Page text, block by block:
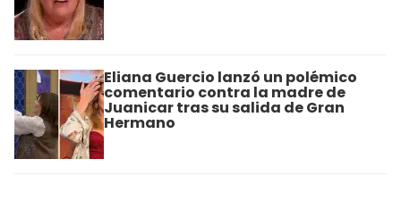
Eliana Guercio lanzó un polémico
comentario contra la madre de
Juanicar tras su salida de Gran
Hermano